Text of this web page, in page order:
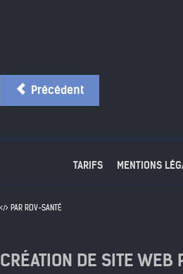
Précédent
TARIFS MENTIONS
PAR RDV-SANTÉ
CRÉATION DE SITE WEB